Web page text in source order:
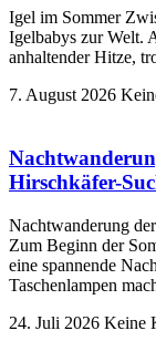
Igel im Sommer
Igelbabys zur Welt.
anhaltender Hitze,
7. August 2026
Hirschkäfer-
Nachtwanderung
Zum Beginn der
eine spannende
Taschenlampen
24. Juli 2026 Keine